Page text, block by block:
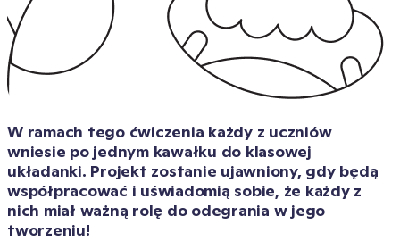
W ramach tego ćwiczenia każdy z uczniów
wniesie po jednym kawałku do klasowej
układanki. Projekt zostanie ujawniony, gdy będą
współpracować i uświadomią sobie, że każdy z
nich miał ważną rolę do odegrania w jego
tworzeniu!